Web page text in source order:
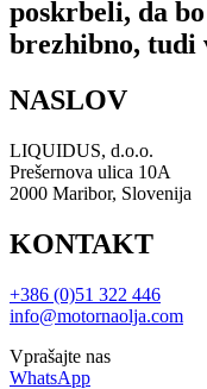
poskrbeli, da
brezhibno, tudi
NASLOV
LIQUIDUS, d.o.o.
Prešernova ulica 10A
2000 Maribor, Slovenija
KONTAKT
+386 (0)51 322 446
info@motornaolja.com
Vprašajte nas
WhatsApp